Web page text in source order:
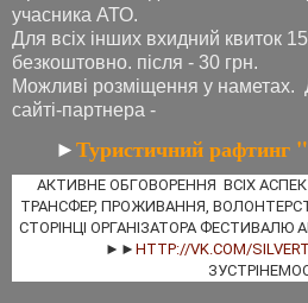
учасника АТО.
Для всіх інших вхидний квиток
безкоштовно. після - 30 грн.
Можливі розміщення у наметах.
сайті-партнера -
►Туристичний рафтинг
АКТИВНЕ ОБГОВОРЕННЯ  ВСІХ
ТРАНСФЕР, ПРОЖИВАННЯ,
►► HTTP://VK.COM/